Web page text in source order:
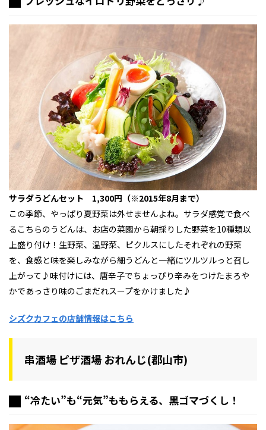
サラダうどんセット 1,300円（※2015年8月まで）
この季節、やっぱり夏野菜は外せませんよね。サラダ感覚で食べ
るこちらのうどんは、お店の菜園から朝採りした野菜を10種類以
上盛り付け！生野菜、温野菜、ピクルスにしたそれぞれの野菜
を、食感と味を楽しみながら細うどんと一緒にツルツルっと召し
上がって♪味付けには、唐辛子でちょっぴり辛みをつけたまろや
かであっさり味のごまだれスープをかけました♪
シズクカフェの店舗情報はこちら
串酒場 ピザ酒場 おれんじ(郡山市)
“冷たい”も“元気”ももらえる、黒ゴマづくし！